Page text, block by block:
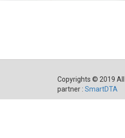
Copyrights © 2019
partner : SmartDTA